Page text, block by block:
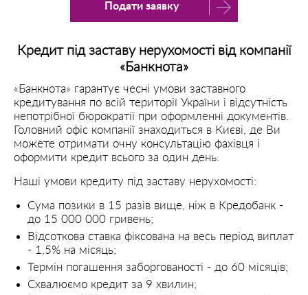
Подати заявку
Кредит під заставу нерухомості від компанії
«Банкнота»
«Банкнота» гарантує чесні умови заставного
кредитування по всій території України і відсутність
непотрібної бюрократії при оформленні документів.
Головний офіс компанії знаходиться в Києві, де Ви
можете отримати очну консультацію фахівця і
оформити кредит всього за один день.
Наші умови кредиту під заставу нерухомості:
Сума позики в 15 разів вище, ніж в Кредобанк -
до 15 000 000 гривень;
Відсоткова ставка фіксована на весь період виплат
- 1,5% на місяць;
Термін погашення заборгованості - до 60 місяців;
Схвалюємо кредит за 9 хвилин;